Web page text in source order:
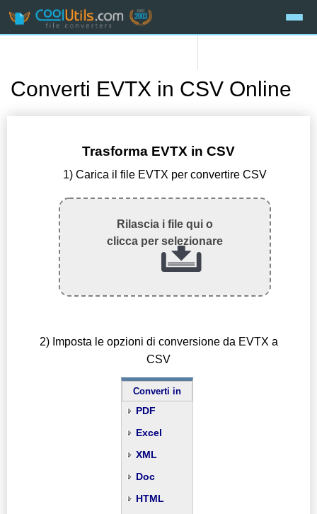
Converti EVTX in CSV Online
Trasforma EVTX in CSV
1) Carica il file EVTX per convertire CSV
Rilascia i file qui o
clicca per selezionare
2) Imposta le opzioni di conversione da EVTX a
CSV
Converti in
PDF
Excel
XML
Doc
HTML